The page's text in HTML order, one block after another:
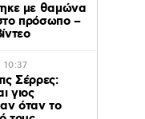
με θαμώνα
πρόσωπο –
10:37
Σέρρες:
γιος
όταν το